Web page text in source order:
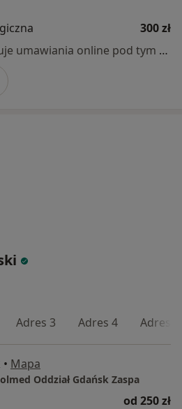
300 zł
Specjalista nie oferuje umawiania online pod tym adresem.
Adres 3 Adres 4 Adres 5
• Mapa
Oddział Gdańsk Zaspa
od 250 zł